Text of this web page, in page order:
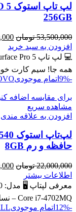
256GB
53,500,000 تومان
اصلیافزودن به سبد خرید
همه جا! سیم کارت
-9%
اتمام موجودی
برای مقایسه اضافه
مشاهده سریع
افزودن به علاقه مندی
حافظه و رم 8GB
22,000,000 تومان
اطلاعات بیشتر
Core i7‑4702MQ – نسل ۴ 💾 رم: 8 GB (قابل ارتقا
-12%
اتمام موجودی